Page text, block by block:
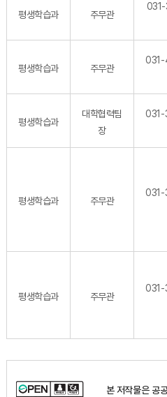
평생학습과 주무관
평생학습과 주무관
평생학습과
대학협력팀
장
평생학습과 주무관
평생학습과 주무관
본 저작물은 공